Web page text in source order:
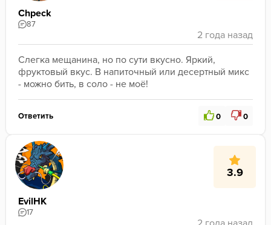
Chpeck
87
Слегка мещанина, но по сути вкусно. Яркий,
фруктовый вкус. В напиточный или десертный микс
- можно бить, в соло - не моё!
Ответить 0 0
3.9
EvilHK
17